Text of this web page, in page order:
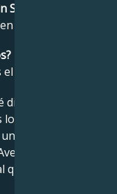
es Leo.
03 agosto 1940.
la astrología
tiempos: un
músico o una
en el
encontrarás